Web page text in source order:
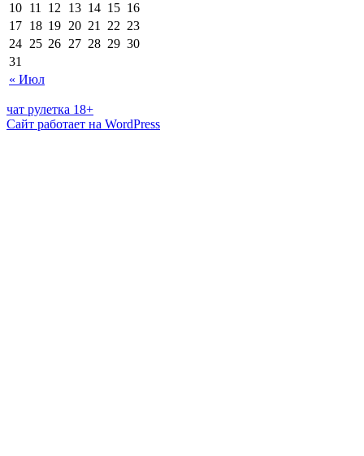
« Июл
10 11 12 13 14 15 16
17 18 19 20 21 22 23
24 25 26 27 28 29 30
31
чат рулетка 18+
Сайт работает на WordPress